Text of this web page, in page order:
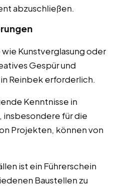
abzuschließen.
Kunstverglasung oder
Gespür und
Reinbek erforderlich.
Kenntnisse in
für die
Projekten, können von
ist ein Führerschein
Baustellen zu